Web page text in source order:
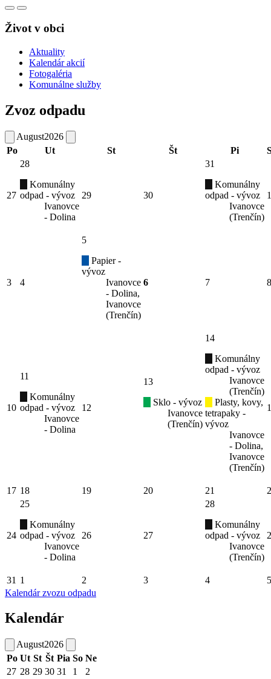
Život v obci
Aktuality
Kalendár akcií
Fotogaléria
Komunálne služby
Zvoz odpadu
August2026
Po
Ut St Št Pi
27
28
Komunálny
odpad - vývoz
Ivanovce
- Dolina
29 30
31
Komunálny
odpad - vývoz
Ivanovce
(Trenčín)
1
3 4
5
Papier -
vývoz
Ivanovce
- Dolina,
Ivanovce
(Trenčín)
6 7 8
10
11
Komunálny
odpad - vývoz
Ivanovce
- Dolina
12
13
Sklo - vývoz
Ivanovce
(Trenčín)
14
Komunálny
odpad - vývoz
Ivanovce
(Trenčín)
Plasty, kovy,
tetrapaky -
vývoz
Ivanovce
- Dolina,
Ivanovce
(Trenčín)
17 18 19 20 21
24
25
Komunálny
odpad - vývoz
Ivanovce
- Dolina
26 27
28
Komunálny
odpad - vývoz
Ivanovce
(Trenčín)
31 1 2 3 4
5
Kalendár zvozu odpadu
Kalendár
August2026
Po Ut St Št Pia So Ne
27 28 29 30 31 1
2